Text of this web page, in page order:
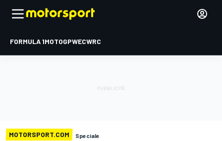
FORMULA 1MOTOGPWECWRC
MOTORSPORT.COM Speciale